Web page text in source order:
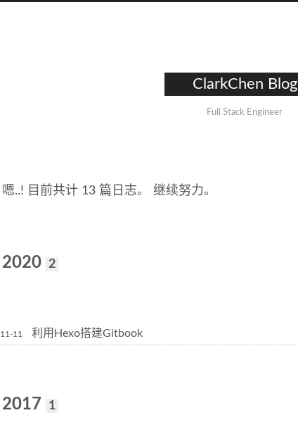
ClarkChen Blog
Full Stack Engineer
嗯..! 目前共计 13 篇日志。 继续努力。
2020 2
11-11 利用Hexo搭建Gitbook
2017 1